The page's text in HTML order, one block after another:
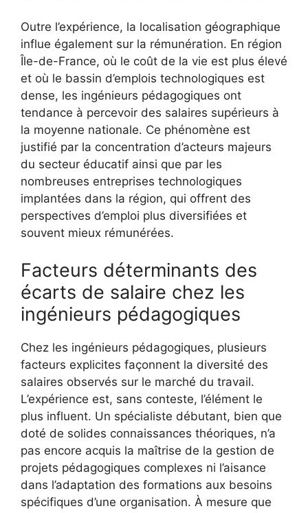
Outre l’expérience, la localisation géographique
influe également sur la rémunération. En région
Île-de-France, où le coût de la vie est plus élevé
et où le bassin d’emplois technologiques est
dense, les ingénieurs pédagogiques ont
tendance à percevoir des salaires supérieurs à
la moyenne nationale. Ce phénomène est
justifié par la concentration d’acteurs majeurs
du secteur éducatif ainsi que par les
nombreuses entreprises technologiques
implantées dans la région, qui offrent des
perspectives d’emploi plus diversifiées et
souvent mieux rémunérées.
Facteurs déterminants des
écarts de salaire chez les
ingénieurs pédagogiques
Chez les ingénieurs pédagogiques, plusieurs
facteurs explicites façonnent la diversité des
salaires observés sur le marché du travail.
L’expérience est, sans conteste, l’élément le
plus influent. Un spécialiste débutant, bien que
doté de solides connaissances théoriques, n’a
pas encore acquis la maîtrise de la gestion de
projets pédagogiques complexes ni l’aisance
dans l’adaptation des formations aux besoins
spécifiques d’une organisation. À mesure que